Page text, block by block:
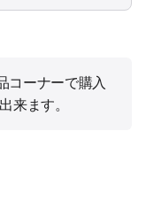
コーナーで購入
来ます。